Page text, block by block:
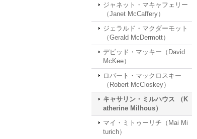
ジャネット・マキャフェリー
（Janet McCaffery）
ジェラルド・マクダーモット
（Gerald McDermott）
デビッド・マッキー（David
McKee）
ロバート・マックロスキー
（Robert McCloskey）
キャサリン・ミルハウス （K
atherine Milhous）
マイ・ミトゥーリチ（Mai Mi
turich）